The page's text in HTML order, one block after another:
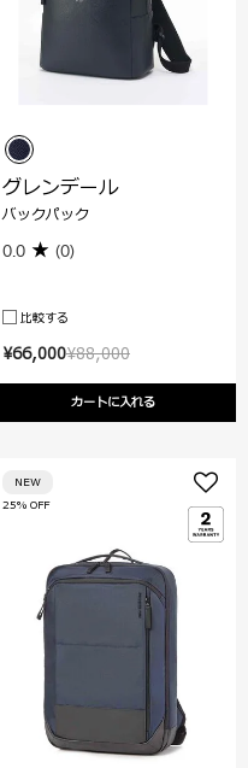
¥88,000
¥66,000
カートに入れる
グレンデール
バックパック
0.0 (0)
比較する
25% OFF
NEW